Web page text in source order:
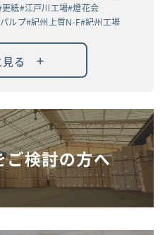
更紙 江戸川工場 燈花会
ルプ 紀州上質N-F 紀州工場
る +